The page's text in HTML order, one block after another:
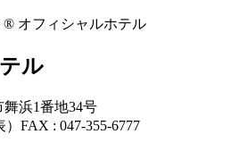
オフィシャルホテル
ル
舞浜1番地34号
FAX : 047-355-6777